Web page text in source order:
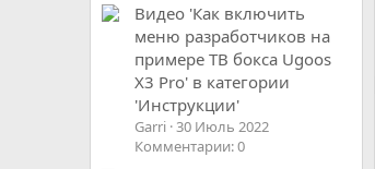
Видео 'Как включить
меню разработчиков на
примере ТВ бокса Ugoos
X3 Pro' в категории
'Инструкции'
Garri 30 Июль 2022
Комментарии: 0